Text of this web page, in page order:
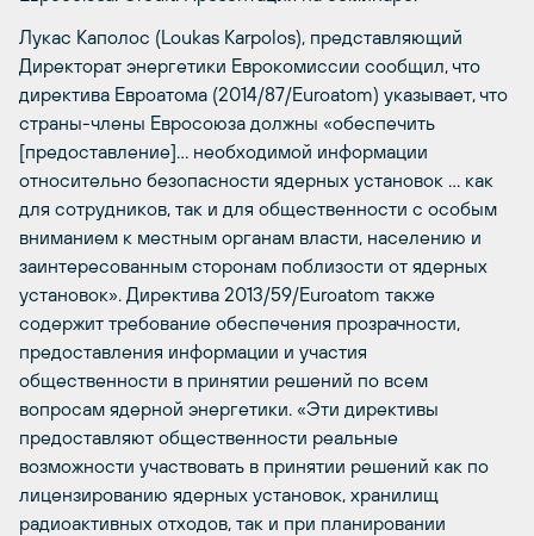
Лукас Каполос (Loukas Karpolos), представляющий
Директорат энергетики Еврокомиссии сообщил, что
директива Евроатома (2014/87/Euroatom) указывает, что
страны-члены Евросоюза должны «обеспечить
[предоставление]… необходимой информации
относительно безопасности ядерных установок … как
для сотрудников, так и для общественности с особым
вниманием к местным органам власти, населению и
заинтересованным сторонам поблизости от ядерных
установок». Директива 2013/59/Euroatom также
содержит требование обеспечения прозрачности,
предоставления информации и участия
общественности в принятии решений по всем
вопросам ядерной энергетики. «Эти директивы
предоставляют общественности реальные
возможности участвовать в принятии решений как по
лицензированию ядерных установок, хранилищ
радиоактивных отходов, так и при планировании